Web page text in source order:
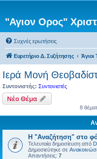
"Αγιον Ορος"
Συχνές ερωτήσεις
Ευρετήριο Δ. Συζήτησης Άγιοι
Ιερά Μονή
Συντονιστής: Συντονιστές
Νέο Θέμα
8
Η "Αναζήτηση" στο
Τελευταία δημοσίευση από
Δημοσιεύτηκε σε
Απαντήσεις: 7